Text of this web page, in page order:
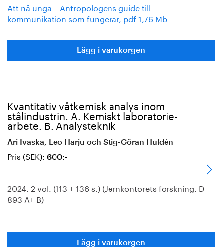
Att nå unga – Antropologens guide till
kommunikation som fungerar, pdf 1,76 Mb
Lägg i varukorgen
Kvantitativ våtkemisk analys inom
stålindustrin. A. Kemiskt laboratorie-
arbete. B. Analysteknik
Ari Ivaska, Leo Harju och Stig-Göran Huldén
Pris (SEK): 600:-
2024. 2 vol. (113 + 136 s.) (Jernkontorets forskning. D
893 A+ B)
Lägg i varukorgen